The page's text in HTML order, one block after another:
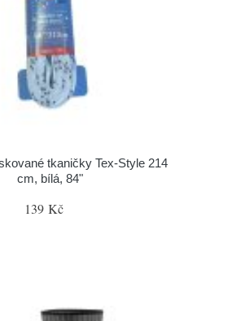
tkaničky Tex-Style 214
cm, bílá, 84"
139 Kč